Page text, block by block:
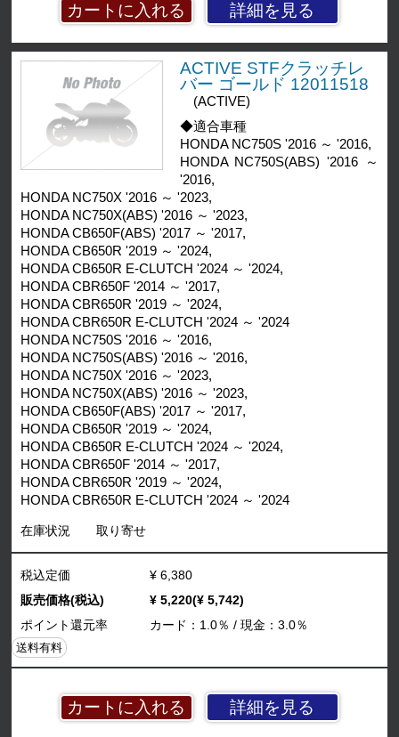
詳細を見る
ACTIVE STFクラッチレ
バー ゴールド 12011518
(ACTIVE)
◆適合車種
HONDA NC750S '2016 ～ '2016,
HONDA NC750S(ABS) '2016 ～
'2016,
HONDA NC750X '2016 ～ '2023,
HONDA NC750X(ABS) '2016 ～ '2023,
HONDA CB650F(ABS) '2017 ～ '2017,
HONDA CB650R '2019 ～ '2024,
HONDA CB650R E-CLUTCH '2024 ～ '2024,
HONDA CBR650F '2014 ～ '2017,
HONDA CBR650R '2019 ～ '2024,
HONDA CBR650R E-CLUTCH '2024 ～ '2024
HONDA NC750S '2016 ～ '2016,
HONDA NC750S(ABS) '2016 ～ '2016,
HONDA NC750X '2016 ～ '2023,
HONDA NC750X(ABS) '2016 ～ '2023,
HONDA CB650F(ABS) '2017 ～ '2017,
HONDA CB650R '2019 ～ '2024,
HONDA CB650R E-CLUTCH '2024 ～ '2024,
HONDA CBR650F '2014 ～ '2017,
HONDA CBR650R '2019 ～ '2024,
HONDA CBR650R E-CLUTCH '2024 ～ '2024
在庫状況 取り寄せ
詳細を見る
税込定価
¥ 6,380
販売価格(税込)
¥ 5,220(¥ 5,742)
ポイント還元率
カード：1.0％ / 現金：3.0％
送料有料